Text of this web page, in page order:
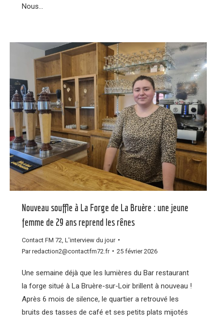
Nous…
Nouveau souffle à La Forge de La Bruère : une jeune
femme de 29 ans reprend les rênes
Contact FM 72 L'interview du jour
Parredaction2@contactfm72.fr 25 février 2026
Une semaine déjà que les lumières du Bar restaurant
la forge situé à La Bruère-sur-Loir brillent à nouveau !
Après 6 mois de silence, le quartier a retrouvé les
bruits des tasses de café et ses petits plats mijotés